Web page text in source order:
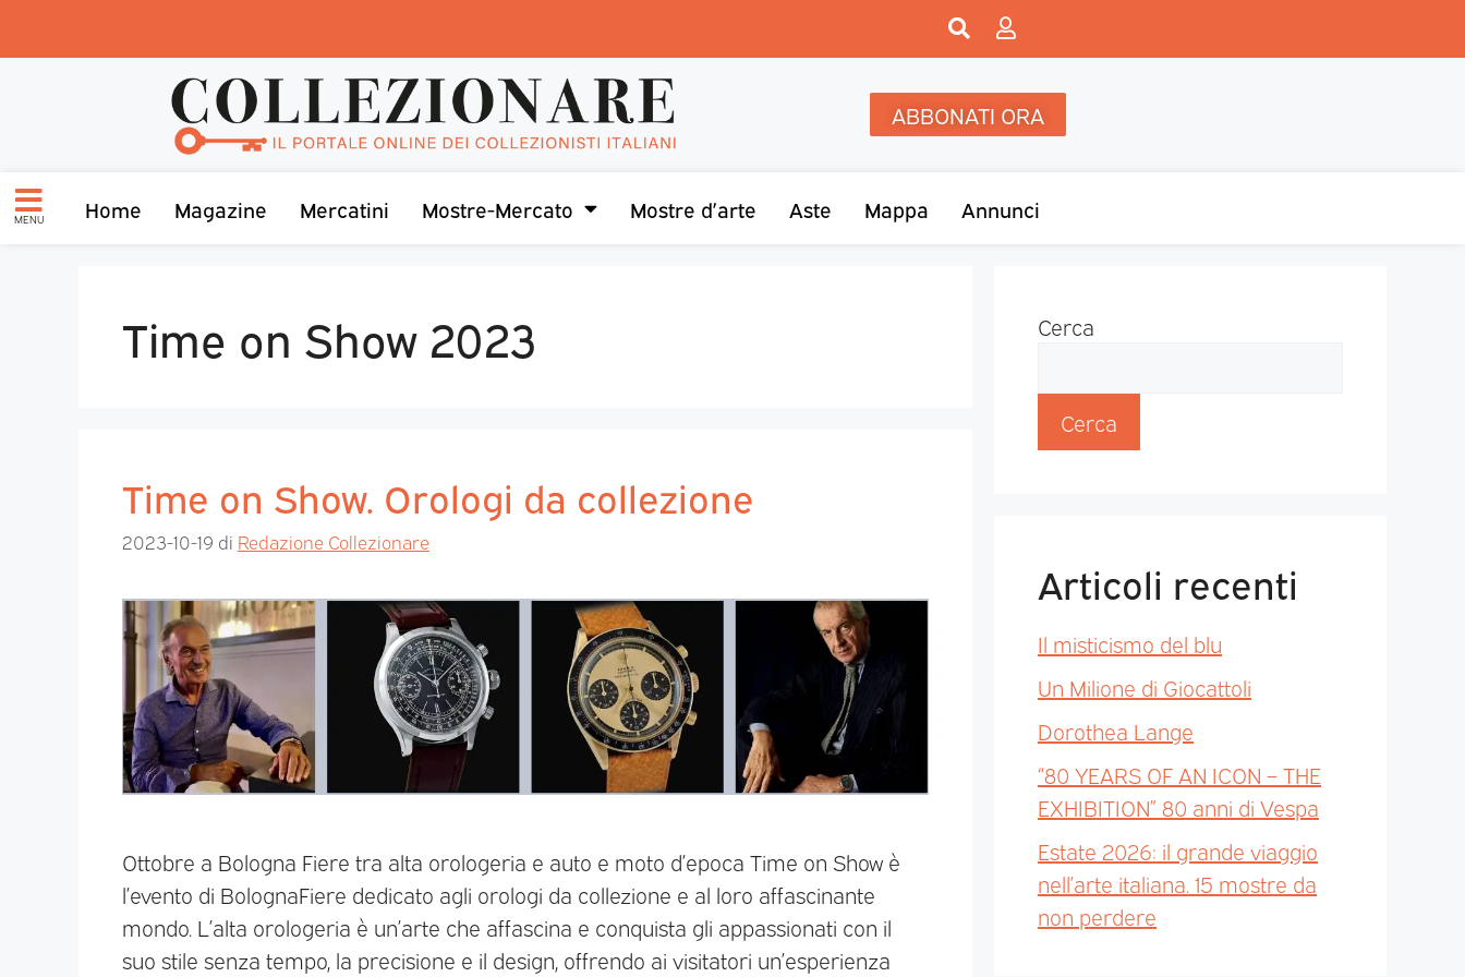
ABBONATI ORA
MENU Home Magazine Mercatini Mostre-Mercato Mostre d’arte Aste Mappa Annunci
Time on Show 2023
Time on Show. Orologi da collezione
2023-10-19 di Redazione Collezionare
Ottobre a Bologna Fiere tra alta orologeria e auto e moto d’epoca Time on Show è
l’evento di BolognaFiere dedicato agli orologi da collezione e al loro affascinante
mondo. L’alta orologeria è un’arte che affascina e conquista gli appassionati con il
suo stile senza tempo, la precisione e il design, offrendo ai visitatori un’esperienza
Cerca
Cerca
Articoli recenti
Il misticismo del blu
Un Milione di Giocattoli
Dorothea Lange
“80 YEARS OF AN ICON – THE
EXHIBITION” 80 anni di Vespa
Estate 2026: il grande viaggio
nell’arte italiana. 15 mostre da
non perdere